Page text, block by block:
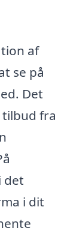
af
se på
Det
fra
det
i dit